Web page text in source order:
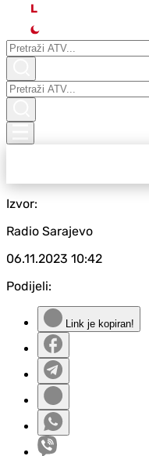
L
Izvor:
Radio Sarajevo
06.11.2023 10:42
Podijeli:
Link je kopiran!